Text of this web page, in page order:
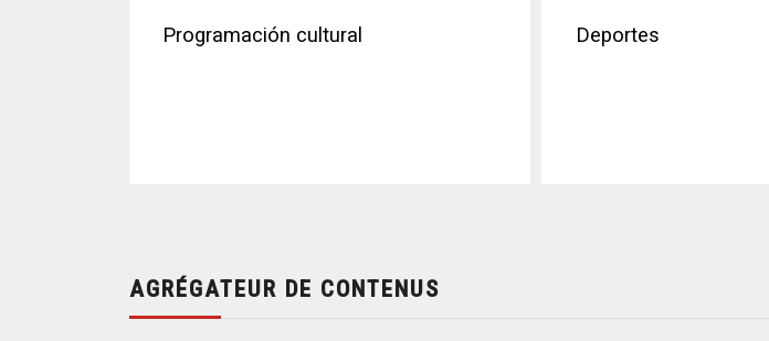
Programación cultural Deportes
AGRÉGATEUR DE CONTENUS